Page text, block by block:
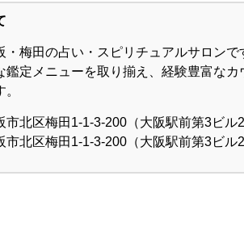
・梅田の占い・スピリチュアルサロン
鑑定メニューを取り揃え、経験豊富な
市北区梅田1-1-3-200（大阪駅前第3ビル2
市北区梅田1-1-3-200（大阪駅前第3ビル2